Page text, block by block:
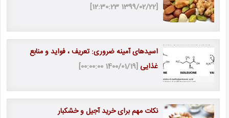
[1399/02/22 12:30:23]
اسیدهای آمینه ضروری: تعریف ، فواید و منابع
غذایی [1400/01/19 00:00:00]
نکات مهم برای خرید آجیل و خشکبار